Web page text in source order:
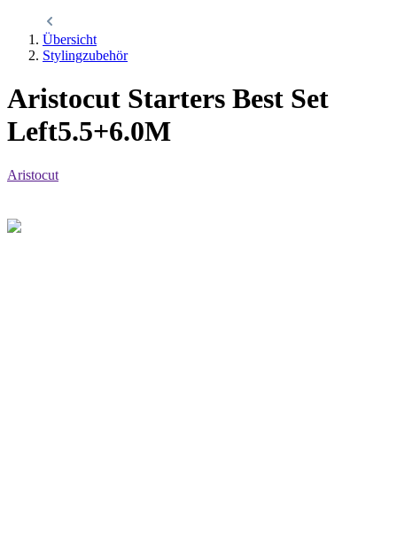
Übersicht
Stylingzubehör
Aristocut Starters Best Set
Left5.5+6.0M
Aristocut